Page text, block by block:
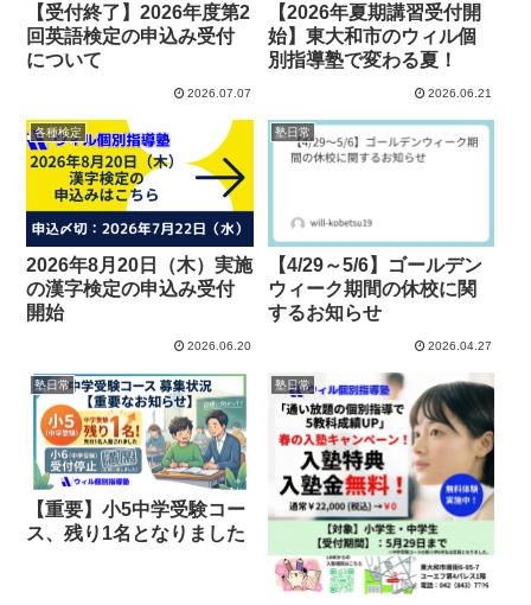
【受付終了】2026年度第2
回英語検定の申込み受付
について
2026.07.07
【2026年夏期講習受付開
始】東大和市のウィル個
別指導塾で変わる夏！
2026.06.21
各種検定
2026年8月20日（木）実施
の漢字検定の申込み受付
開始
2026.06.20
塾日常
【4/29～5/6】ゴールデン
ウィーク期間の休校に関
するお知らせ
2026.04.27
塾日常
【重要】小5中学受験コー
ス、残り1名となりました
塾日常